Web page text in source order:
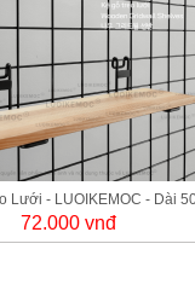
Lưới - LUOIKEMOC - Dài
x Ngang 95 mm
72.000 vnđ